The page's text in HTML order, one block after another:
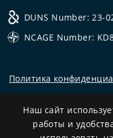
DUNS Number: 23-
NCAGE Number:
Политика
CRYSTAL.TAX—
Наш сайт
работы и